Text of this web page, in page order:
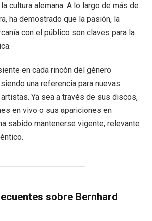
cultura alemana. A lo largo de más de
ha demostrado que la pasión, la
con el público son claves para la
en cada rincón del género
una referencia para nuevas
Ya sea a través de sus discos,
en vivo o sus apariciones en
sabido mantenerse vigente, relevante
sobre Bernhard